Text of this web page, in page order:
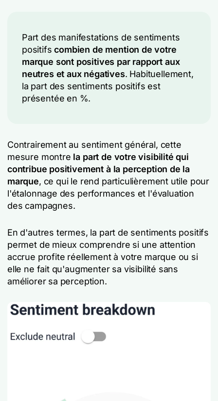
Part des manifestations de sentiments
positifscombien de mention de votre
marque sont positives par rapport aux
neutres et aux négatives. Habituellement,
la part des sentiments positifs est
présentée en %.
Contrairement au sentiment général, cette
mesure montre la part de votre visibilité qui
contribue positivement à la perception de la
marque, ce qui le rend particulièrement utile pour
l'étalonnage des performances et l'évaluation
des campagnes.
En d'autres termes, la part de sentiments positifs
permet de mieux comprendre si une attention
accrue profite réellement à votre marque ou si
elle ne fait qu'augmenter sa visibilité sans
améliorer sa perception.